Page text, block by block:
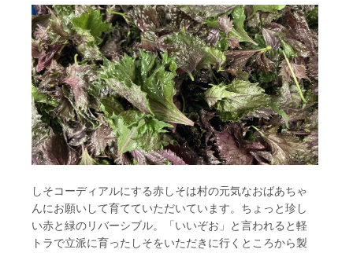
しそコーディアルにする赤しそは村の元気なおばあちゃ
んにお願いして育てていただいています。ちょっと珍し
い赤と緑のリバーシブル。「いいぞお」と言われると軽
トラで立派に育ったしそをいただきに行くところから製